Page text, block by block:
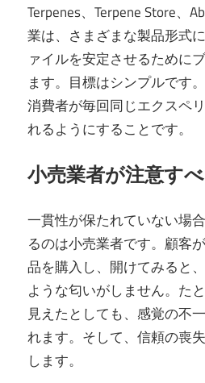
Terpenes、Terpene Store、
業は、さまざまな製品形式
ァイルを安定させるために
ます。目標はシンプルです
消費者が毎回同じエクスペ
れるようにすることです。
小売業者が注意す
一貫性が保たれていない場
るのは小売業者です。顧客
品を購入し、開けてみると
ような匂いがしません。た
見えたとしても、感覚の不
れます。そして、信頼の喪
します。